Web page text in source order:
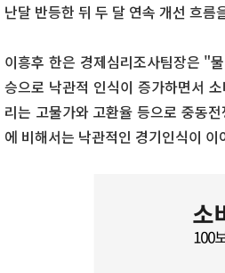
난달 반등한 뒤 두 달 연속 개선 흐름
이흥후 한은 경제심리조사팀장은 "
승으로 낙관적 인식이 증가하면서
리는 고물가와 고환율 등으로 중동
에 비해서는 낙관적인 경기인식이